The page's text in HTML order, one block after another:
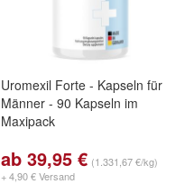
Uromexil Forte - Kapseln für
Männer - 90 Kapseln im
Maxipack
ab 39,95 € (1.331,67 €/kg)
+ 4,90 € Versand